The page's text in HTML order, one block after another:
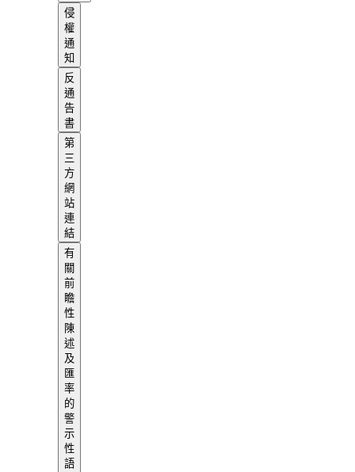
侵
權
通
知
反
通
告
書
第
三
方
網
站
連
結
有
關
前
瞻
性
陳
述
及
匯
率
的
警
示
性
語